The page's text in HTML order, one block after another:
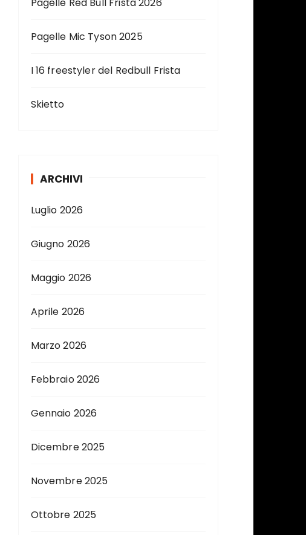
Pagelle Mic Tyson 2025
I 16 freestyler del Redbull Frista
Skietto
ARCHIVI
Luglio 2026
Giugno 2026
Maggio 2026
Aprile 2026
Marzo 2026
Febbraio 2026
Gennaio 2026
Dicembre 2025
Novembre 2025
Ottobre 2025